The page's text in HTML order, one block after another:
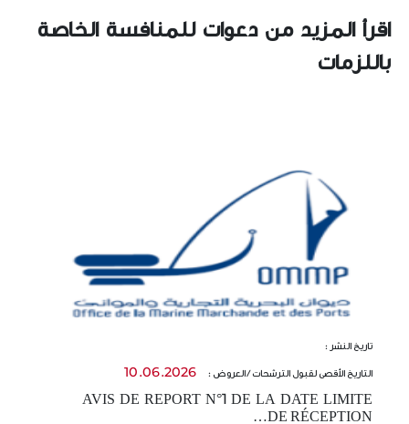
اقرأ المزيد من دعوات للمنافسة الخاصة
باللزمات
تاريخ النشر :
التاريخ الأقصى لقبول الترشحات / العروض : 10.06.2026
AVIS DE REPORT N°1 DE LA DATE LIMITE
DE RÉCEPTION…